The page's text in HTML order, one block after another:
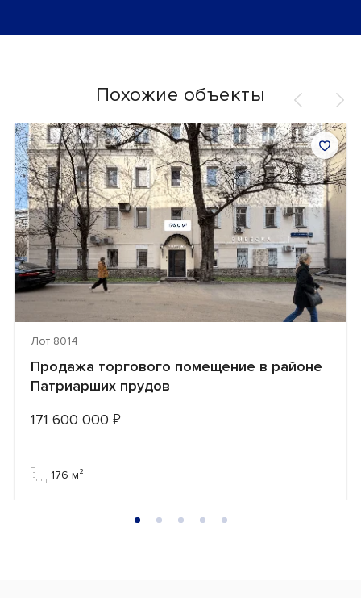
Похожие объекты
Лот 8014
Продажа торгового помещение в районе
Патриарших прудов
171 600 000 ₽
176 м²